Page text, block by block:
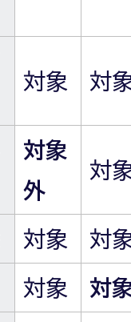
対象 対
対象
外
対
対象 対
対象 対